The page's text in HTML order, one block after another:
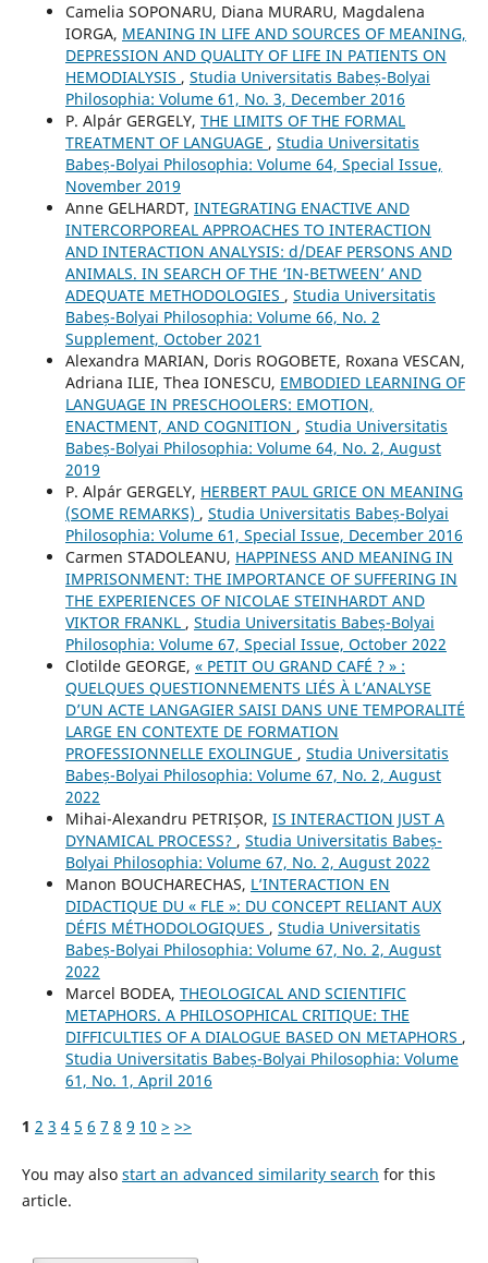
Camelia SOPONARU, Diana MURARU, Magdalena
IORGA, MEANING IN LIFE AND SOURCES OF MEANING,
DEPRESSION AND QUALITY OF LIFE IN PATIENTS ON
HEMODIALYSIS , Studia Universitatis Babeș-Bolyai
Philosophia: Volume 61, No. 3, December 2016
P. Alpár GERGELY, THE LIMITS OF THE FORMAL
TREATMENT OF LANGUAGE , Studia Universitatis
Babeș-Bolyai Philosophia: Volume 64, Special Issue,
November 2019
Anne GELHARDT, INTEGRATING ENACTIVE AND
INTERCORPOREAL APPROACHES TO INTERACTION
AND INTERACTION ANALYSIS: d/DEAF PERSONS AND
ANIMALS. IN SEARCH OF THE ‘IN-BETWEEN’ AND
ADEQUATE METHODOLOGIES , Studia Universitatis
Babeș-Bolyai Philosophia: Volume 66, No. 2
Supplement, October 2021
Alexandra MARIAN, Doris ROGOBETE, Roxana VESCAN,
Adriana ILIE, Thea IONESCU, EMBODIED LEARNING OF
LANGUAGE IN PRESCHOOLERS: EMOTION,
ENACTMENT, AND COGNITION , Studia Universitatis
Babeș-Bolyai Philosophia: Volume 64, No. 2, August
2019
P. Alpár GERGELY, HERBERT PAUL GRICE ON MEANING
(SOME REMARKS) , Studia Universitatis Babeș-Bolyai
Philosophia: Volume 61, Special Issue, December 2016
Carmen STADOLEANU, HAPPINESS AND MEANING IN
IMPRISONMENT: THE IMPORTANCE OF SUFFERING IN
THE EXPERIENCES OF NICOLAE STEINHARDT AND
VIKTOR FRANKL , Studia Universitatis Babeș-Bolyai
Philosophia: Volume 67, Special Issue, October 2022
Clotilde GEORGE, « PETIT OU GRAND CAFÉ ? » :
QUELQUES QUESTIONNEMENTS LIÉS À L’ANALYSE
D’UN ACTE LANGAGIER SAISI DANS UNE TEMPORALITÉ
LARGE EN CONTEXTE DE FORMATION
PROFESSIONNELLE EXOLINGUE , Studia Universitatis
Babeș-Bolyai Philosophia: Volume 67, No. 2, August
2022
Mihai-Alexandru PETRIȘOR, IS INTERACTION JUST A
DYNAMICAL PROCESS? , Studia Universitatis Babeș-
Bolyai Philosophia: Volume 67, No. 2, August 2022
Manon BOUCHARECHAS, L’INTERACTION EN
DIDACTIQUE DU « FLE »: DU CONCEPT RELIANT AUX
DÉFIS MÉTHODOLOGIQUES , Studia Universitatis
Babeș-Bolyai Philosophia: Volume 67, No. 2, August
2022
Marcel BODEA, THEOLOGICAL AND SCIENTIFIC
METAPHORS. A PHILOSOPHICAL CRITIQUE: THE
DIFFICULTIES OF A DIALOGUE BASED ON METAPHORS ,
Studia Universitatis Babeș-Bolyai Philosophia: Volume
61, No. 1, April 2016
1 2 3 4 5 6 7 8 9 10 > >>
You may also start an advanced similarity search for this
article.